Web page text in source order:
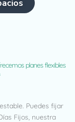
planes flexibles
Puedes fijar
Fijos, nuestra